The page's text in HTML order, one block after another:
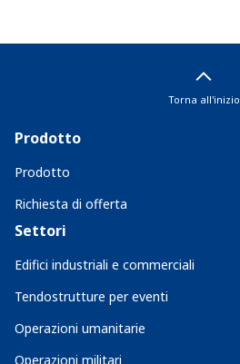
Torna all'inizio
Prodotto
Prodotto
Richiesta di offerta
Settori
Edifici industriali e commerciali
Tendostrutture per eventi
Operazioni umanitarie
Operazioni militari